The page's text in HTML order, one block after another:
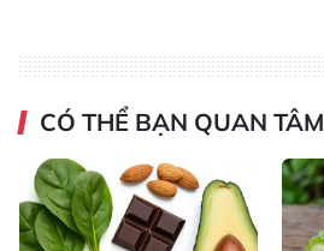
CÓ THỂ BẠN QUAN TÂM